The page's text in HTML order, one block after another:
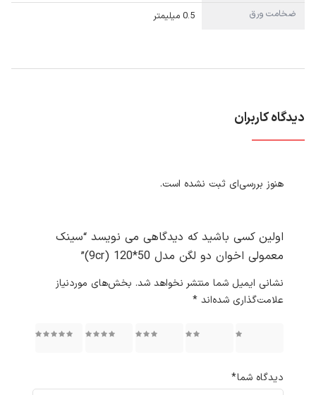
ضخامت ورق 0.5 میلیمتر
دیدگاه کاربران
هنوز بررسی‌ای ثبت نشده است.
اولین کسی باشید که دیدگاهی می نویسد “سینک
معمولی اخوان دو لگن مدل 50*120 (9cr)”
نشانی ایمیل شما منتشر نخواهد شد. بخش‌های موردنیاز
علامت‌گذاری شده‌اند *
۳ از ۵ ۴ از ۵ ۵ از ۵
دیدگاه شما*